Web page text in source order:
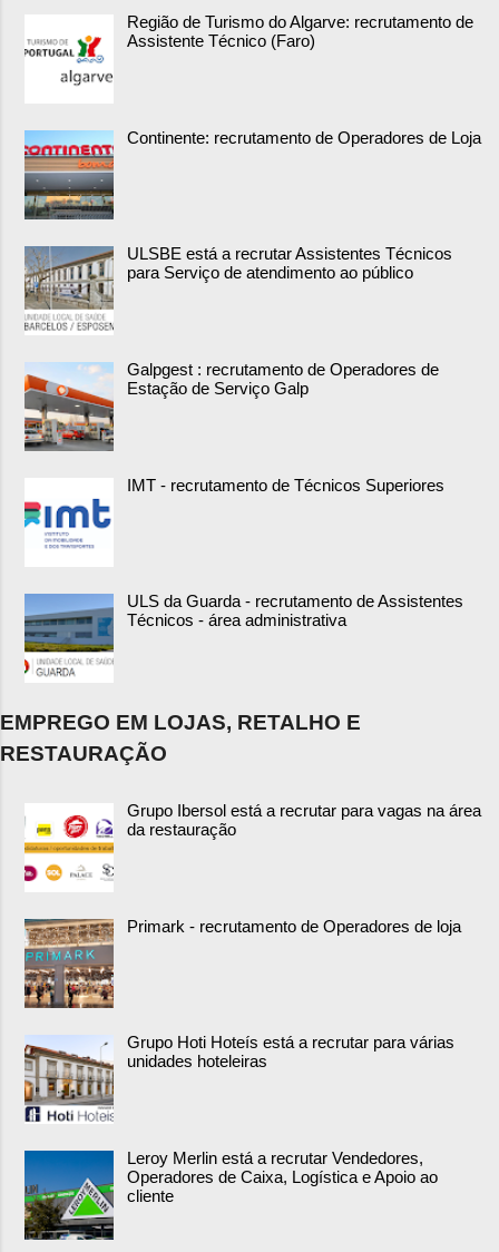
Região de Turismo do Algarve: recrutamento de
Assistente Técnico (Faro)
Continente: recrutamento de Operadores de Loja
ULSBE está a recrutar Assistentes Técnicos
para Serviço de atendimento ao público
Galpgest : recrutamento de Operadores de
Estação de Serviço Galp
IMT - recrutamento de Técnicos Superiores
ULS da Guarda - recrutamento de Assistentes
Técnicos - área administrativa
EMPREGO EM LOJAS, RETALHO E
RESTAURAÇÃO
Grupo Ibersol está a recrutar para vagas na área
da restauração
Primark - recrutamento de Operadores de loja
Grupo Hoti Hoteís está a recrutar para várias
unidades hoteleiras
Leroy Merlin está a recrutar Vendedores,
Operadores de Caixa, Logística e Apoio ao
cliente